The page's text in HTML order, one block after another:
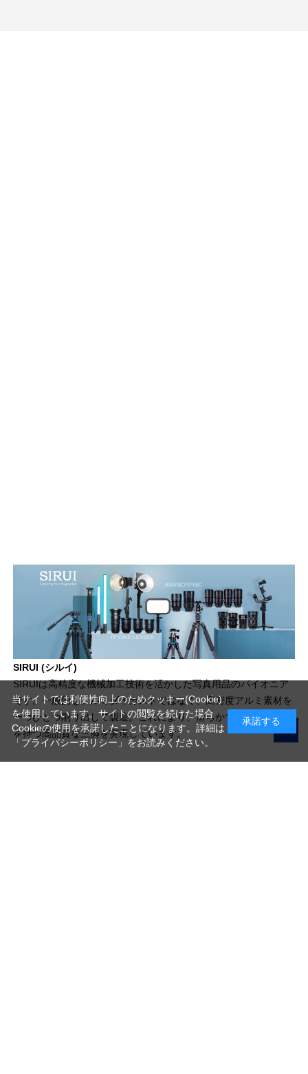
SIRUI (シルイ)
SIRUIは高精度な機械加工技術を活かした写真用品のパイオニア
です。一般的なアルミダイカストではなく、高密度アルミ素材を
一つひとつ削り出して製造。これにより、滑らかで繊細な操作感
を持つ高品質な三脚を実現しています。
当サイトでは利便性向上のためクッキー(Cookie)
を使用しています。サイトの閲覧を続けた場合
Cookieの使用を承諾したことになります。詳細は
「プライバシーポリシー」 をお読みください。
承諾する